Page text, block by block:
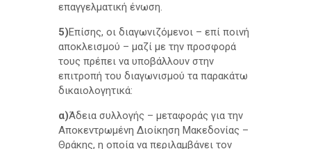
επαγγελματική ένωση.
5)Επίσης, οι διαγωνιζόμενοι – επί ποινή
αποκλεισμού – μαζί με την προσφορά
τους πρέπει να υποβάλλουν στην
επιτροπή του διαγωνισμού τα παρακάτω
δικαιολογητικά:
α)Άδεια συλλογής – μεταφοράς για την
Αποκεντρωμένη Διοίκηση Μακεδονίας –
Θράκης, η οποία να περιλαμβάνει τον